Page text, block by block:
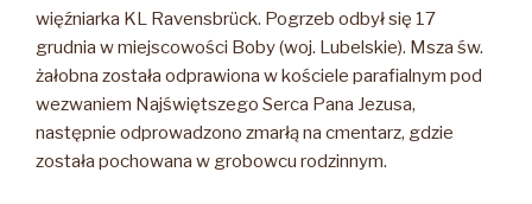
więźniarka KL Ravensbrück. Pogrzeb odbył się 17
grudnia w miejscowości Boby (woj. Lubelskie). Msza św.
żałobna została odprawiona w kościele parafialnym pod
wezwaniem Najświętszego Serca Pana Jezusa,
następnie odprowadzono zmarłą na cmentarz, gdzie
została pochowana w grobowcu rodzinnym.